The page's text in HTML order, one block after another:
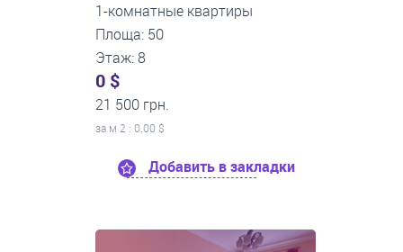
1-комнатные квартиры
Площа: 50
Этаж: 8
0 $
21 500 грн.
за м 2 : 0.00 $
Добавить в закладки